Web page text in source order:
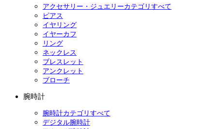
アクセサリー・ジュエリーカテゴリすべて
ピアス
イヤリング
イヤーカフ
リング
ネックレス
ブレスレット
アンクレット
ブローチ
腕時計
腕時計カテゴリすべて
デジタル腕時計